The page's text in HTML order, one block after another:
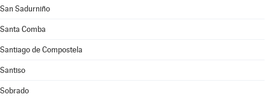
San Sadurniño
Santa Comba
Santiago de Compostela
Santiso
Sobrado